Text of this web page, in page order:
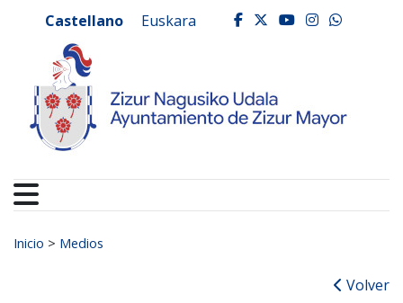
Ayuntamiento de
Castellano Euskara facebook
twitter
youtube
Buscar:
Inicio > Medios
Volver